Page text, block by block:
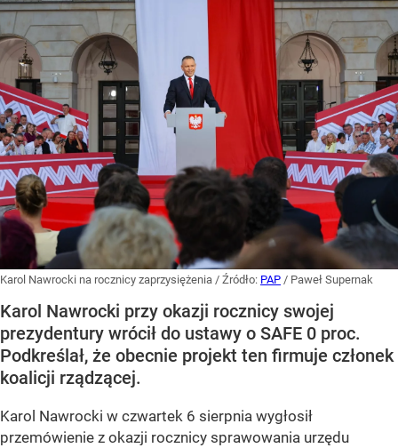
Karol Nawrocki na rocznicy zaprzysiężenia / Źródło: PAP / Paweł Supernak
Karol Nawrocki przy okazji rocznicy swojej
prezydentury wrócił do ustawy o SAFE 0 proc.
Podkreślał, że obecnie projekt ten firmuje członek
koalicji rządzącej.
Karol Nawrocki w czwartek 6 sierpnia wygłosił
przemówienie z okazji rocznicy sprawowania urzędu